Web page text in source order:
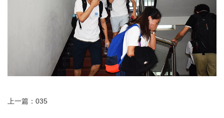
上一篇：035